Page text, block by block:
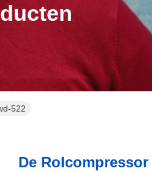
twd-522
De Rolcompressor